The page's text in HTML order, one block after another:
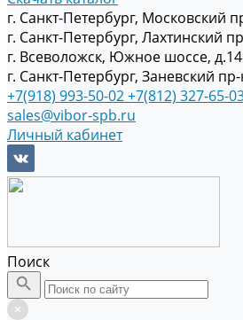
г. Санкт-Петербург, Московский
г. Санкт-Петербург, Лахтинский
г. Всеволожск, Южное шоссе,
г. Санкт-Петербург, Заневский пр-
+7(918) 993-50-02+7(812) 327-65-
sales@vibor-spb.ru
Личный кабинет
Поиск